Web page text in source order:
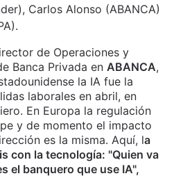
Carlos Alonso (ABANCA)
de Operaciones y
Banca Privada en ABANCA,
la IA fue la
laborales en abril, en
En Europa la regulación
y de momento el impacto
es la misma. Aquí, la
con la tecnología: "Quien va
el banquero que use IA",